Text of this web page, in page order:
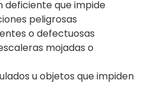
deficiente que impide
peligrosas
o defectuosas
mojadas o
u objetos que impiden